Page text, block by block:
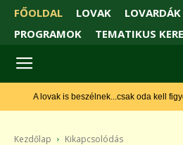
FŐOLDAL LOVAK LOVARDÁK
PROGRAMOK
TEMATIKUS
A lovak is beszélnek...csak oda kell figyelni
Kezdőlap Kikapcsolódás